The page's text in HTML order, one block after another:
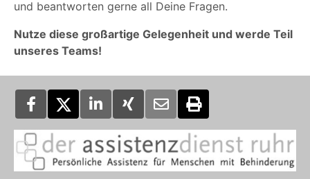
und beantworten gerne all Deine Fragen.
Nutze diese großartige Gelegenheit und werde Teil
unseres Teams!